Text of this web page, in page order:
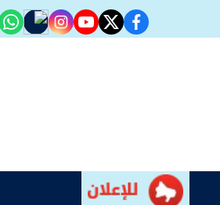
facebook
twitter
youtube
nabd